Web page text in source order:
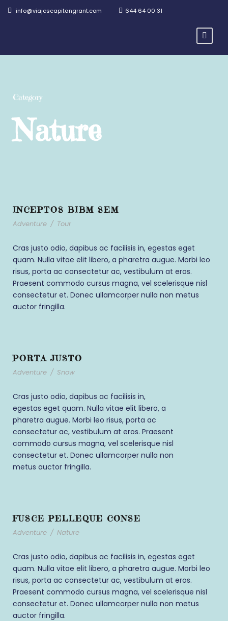
info@viajescapitangrant.com 644 64 00 31
Category
Nature
INCEPTOS BIBM SEM
Adventure / Tour
Cras justo odio, dapibus ac facilisis in, egestas eget
quam. Nulla vitae elit libero, a pharetra augue. Morbi leo
risus, porta ac consectetur ac, vestibulum at eros.
Praesent commodo cursus magna, vel scelerisque nisl
consectetur et. Donec ullamcorper nulla non metus
auctor fringilla.
PORTA JUSTO
Adventure / Snow
Cras justo odio, dapibus ac facilisis in,
egestas eget quam. Nulla vitae elit libero, a
pharetra augue. Morbi leo risus, porta ac
consectetur ac, vestibulum at eros. Praesent
commodo cursus magna, vel scelerisque nisl
consectetur et. Donec ullamcorper nulla non
metus auctor fringilla.
FUSCE PELLEQUE CONSE
Adventure / Nature
Cras justo odio, dapibus ac facilisis in, egestas eget
quam. Nulla vitae elit libero, a pharetra augue. Morbi leo
risus, porta ac consectetur ac, vestibulum at eros.
Praesent commodo cursus magna, vel scelerisque nisl
consectetur et. Donec ullamcorper nulla non metus
auctor fringilla.